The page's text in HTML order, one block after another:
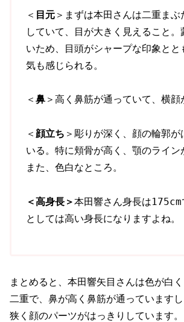
＜ 目元 ＞まずは本田さんは二重まぶ
していて、目が大きく見えること。
いため、目頭がシャープな印象とと
気も感じられる。
＜ 鼻 ＞高く鼻筋が通っていて、横顔
＜ 顔立ち ＞彫りが深く、顔の輪郭が
いる。特に頬骨が高く、顎のライン
また、色白なところ。
＜高身長＞本田響さん身長は175cm
としては高い身長になりますよね。
まとめると、本田響矢目さんは色が白
二重で、鼻が高く鼻筋が通っています
狭く顔のパーツがはっきりしています。